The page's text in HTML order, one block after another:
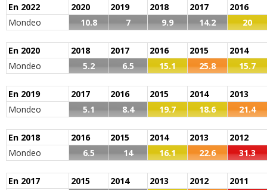
En 2022 2020 2019 2018 2017
2016
Mondeo
10.8 7 9.9 14.2 20
En 2020 2018 2017 2016 2015
2014
Mondeo
5.2 6.5 15.1 25.8 15.7
En 2019 2017 2016 2015 2014
2013
Mondeo
5.1 8.4 19.7 18.6 21.4
En 2018 2016 2015 2014 2013
2012
Mondeo
6.5 14 16.1 22.6 31.3
En 2017 2015 2014 2013 2012
2011